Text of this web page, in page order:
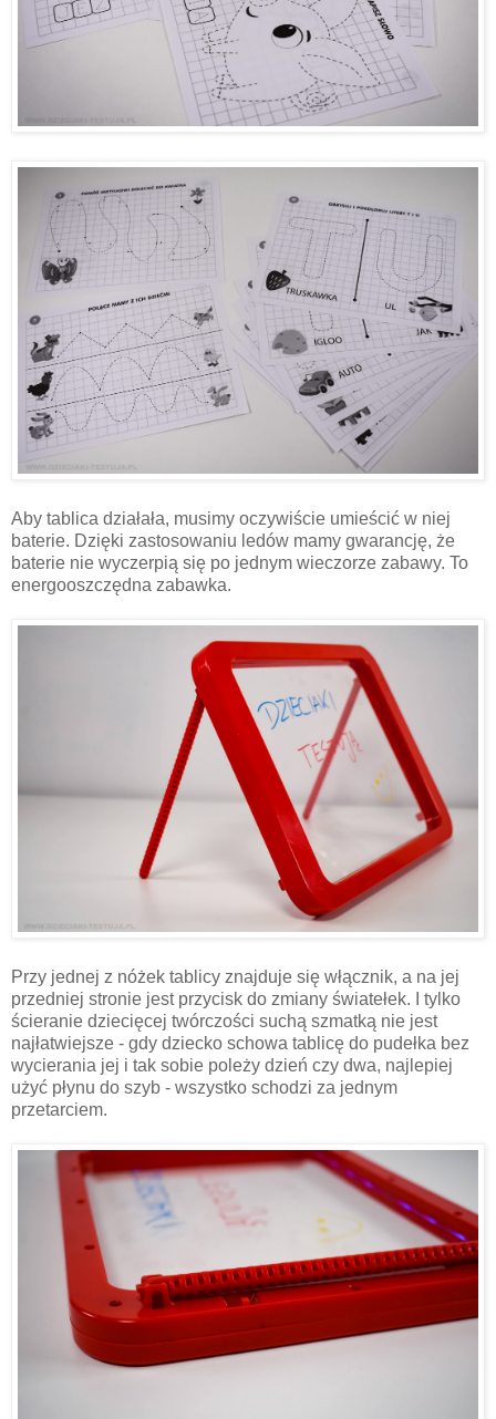
Aby tablica działała, musimy oczywiście umieścić w niej
baterie. Dzięki zastosowaniu ledów mamy gwarancję, że
baterie nie wyczerpią się po jednym wieczorze zabawy. To
energooszczędna zabawka.
Przy jednej z nóżek tablicy znajduje się włącznik, a na jej
przedniej stronie jest przycisk do zmiany światełek. I tylko
ścieranie dziecięcej twórczości suchą szmatką nie jest
najłatwiejsze - gdy dziecko schowa tablicę do pudełka bez
wycierania jej i tak sobie poleży dzień czy dwa, najlepiej
użyć płynu do szyb - wszystko schodzi za jednym
przetarciem.